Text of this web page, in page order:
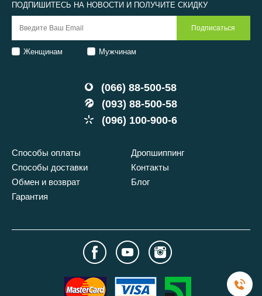
(066) 88-500-58
(093) 88-500-58
(096) 100-900-6
Способы оплаты
Способы доставки
Обмен и возврат
Гарантия
Дропшиппинг
Контакты
Блог
ПОДПИШИТЕСЬ НА НОВОСТИ И ПОЛУЧИТЕ СКИДКУ
Женщинам Мужчинам